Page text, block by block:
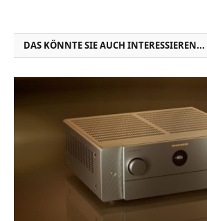
DAS KÖNNTE SIE AUCH INTERESSIEREN...